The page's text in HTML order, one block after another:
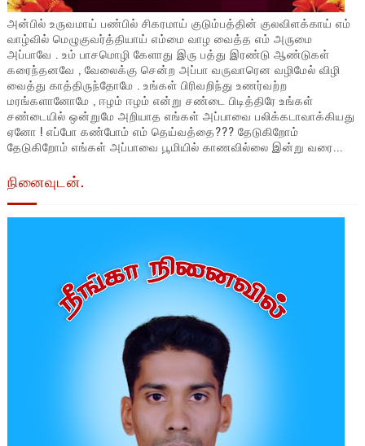
அன்பில் உருவமாய் பண்பில் சிகரமாய் குடும்பத்தின் குலவிளக்காய் எம்
வாழ்வில் மெழுகுவர்த்தியாய் எம்மை வாழ வைத்த எம் அருமை
அப்பாவே . உம் பாசமொழி கேளாது இரு பத்து இரண்டு ஆண்டுகள்
கரைந்தனவே , வேலைக்கு சென்ற அப்பா வருவாரென வழிமேல் விழி
வைத்து காத்திருந்தோமே . உங்கள் பிரிவறிந்து உணர்வற்ற
மரங்களானோமே , ஈழம் ஈழம் என்று சண்டை பிடித்திரே உங்கள்
சண்டையில் ஒன்றுமே அறியாத எங்கள் அப்பாவை பலிக்கடாவாக்கியது
ஏனோ ! எப்போ கண்போம் எம் தெய்வத்தை??? தேடுகிறோம்
தேடுகிறோம் எங்கள் அப்பாவை பூமியில் காணவில்லை இன்று வரை...
நினைவுடன்.